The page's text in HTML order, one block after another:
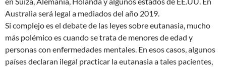
Australia será legal a mediados del año 2019.
Si complejo es el debate de las leyes sobre eutanasia, mucho
más polémico es cuando se trata de menores de edad y
personas con enfermedades mentales. En esos casos, algunos
países declaran ilegal practicar la eutanasia a tales pacientes,